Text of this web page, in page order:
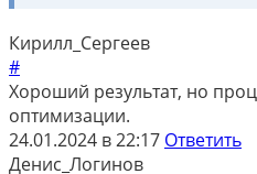
Кирилл_Сергеев
#
Хороший результат, но
оптимизации.
24.01.2024 в 22:17 Ответить
Денис_Логинов